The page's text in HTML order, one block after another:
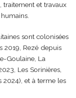
traitement et travaux
sont colonisées
2019, Rezé depuis
Goulaine, La
Les Sorinières,
et à terme les